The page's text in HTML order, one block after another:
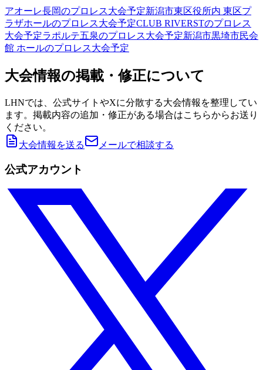
アオーレ長岡のプロレス大会予定新潟市東区役所内 東区プ
ラザホールのプロレス大会予定CLUB RIVERSTのプロレス
大会予定ラポルテ五泉のプロレス大会予定新潟市黒埼市民会
館 ホールのプロレス大会予定
大会情報の掲載・修正について
LHNでは、公式サイトやXに分散する大会情報を整理してい
ます。掲載内容の追加・修正がある場合はこちらからお送り
ください。
大会情報を送る
メールで相談する
公式アカウント